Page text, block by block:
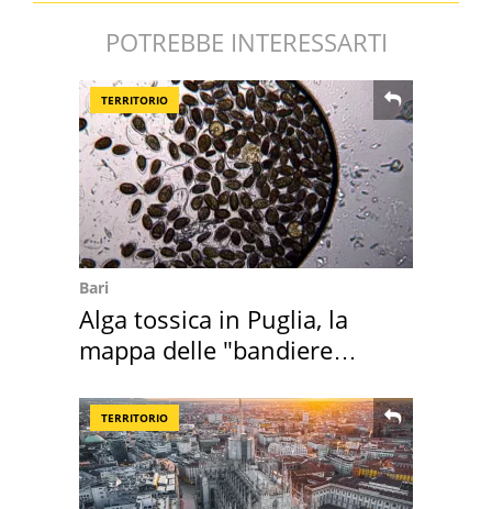
POTREBBE INTERESSARTI
TERRITORIO
Bari
Alga tossica in Puglia, la
mappa delle "bandiere
TERRITORIO